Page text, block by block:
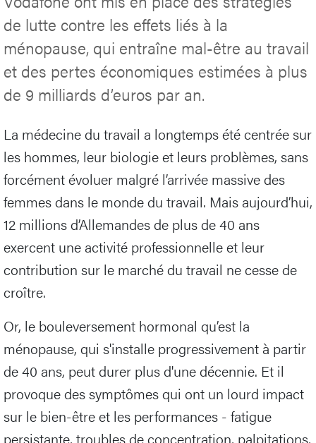
de lutte contre les effets liés à la
ménopause, qui entraîne mal-être au travail
et des pertes économiques estimées à plus
de 9 milliards d’euros par an.
La médecine du travail a longtemps été centrée sur
les hommes, leur biologie et leurs problèmes, sans
forcément évoluer malgré l’arrivée massive des
femmes dans le monde du travail. Mais aujourd’hui,
12 millions d’Allemandes de plus de 40 ans
exercent une activité professionnelle et leur
contribution sur le marché du travail ne cesse de
croître.
Or, le bouleversement hormonal qu’est la
ménopause, qui s'installe progressivement à partir
de 40 ans, peut durer plus d'une décennie. Et il
provoque des symptômes qui ont un lourd impact
sur le bien-être et les performances - fatigue
persistante, troubles de concentration, palpitations,